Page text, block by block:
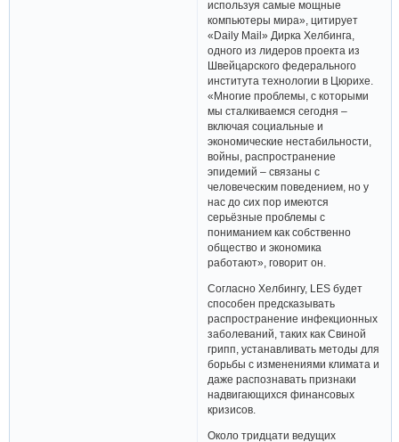
используя самые мощные
компьютеры мира», цитирует
«Daily Mail» Дирка Хелбинга,
одного из лидеров проекта из
Швейцарского федерального
института технологии в Цюрихе.
«Многие проблемы, с которыми
мы сталкиваемся сегодня –
включая социальные и
экономические нестабильности,
войны, распространение
эпидемий – связаны с
человеческим поведением, но у
нас до сих пор имеются
серьёзные проблемы с
пониманием как собственно
общество и экономика
работают», говорит он.
Согласно Хелбингу, LES будет
способен предсказывать
распространение инфекционных
заболеваний, таких как Свиной
грипп, устанавливать методы для
борьбы с изменениями климата и
даже распознавать признаки
надвигающихся финансовых
кризисов.
Около тридцати ведущих